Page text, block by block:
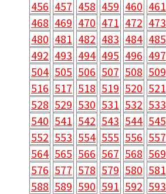
456 457 458 459 460 461
468 469 470 471 472 473
480 481 482 483 484 485
492 493 494 495 496 497
504 505 506 507 508 509
516 517 518 519 520 521
528 529 530 531 532 533
540 541 542 543 544 545
552 553 554 555 556 557
564 565 566 567 568 569
576 577 578 579 580 581
588 589 590 591 592 593